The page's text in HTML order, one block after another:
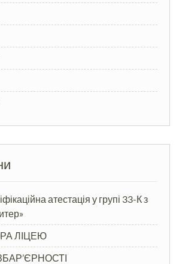
атестація у групі 33-К з
ЛІЦЕЮ